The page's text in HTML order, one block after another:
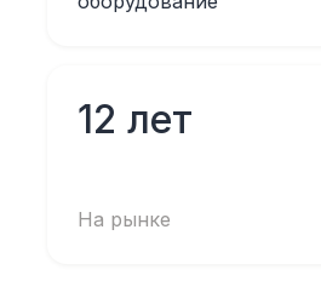
12 лет
На рынке